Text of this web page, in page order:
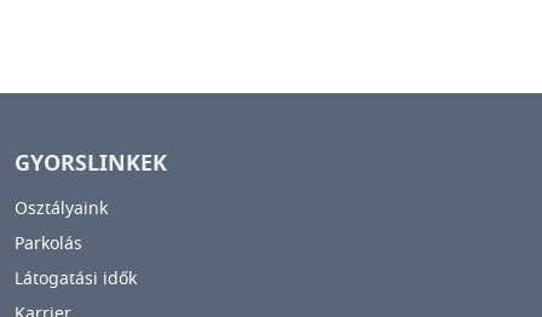
GYORSLINKEK
Osztályaink
Parkolás
Látogatási idők